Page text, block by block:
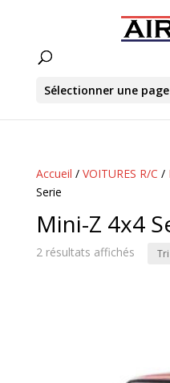
Sélectionner une page
Accueil / VOITURES R/C /
Serie
Mini-Z 4x4
2 résultats affichés